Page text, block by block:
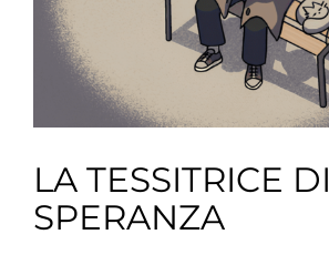
LA TESSITRICE DI
SPERANZA